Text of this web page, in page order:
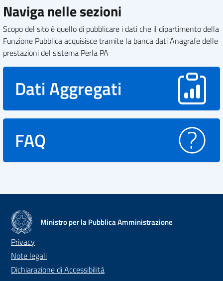
Naviga nelle sezioni
Scopo del sito è quello di pubblicare i dati che il dipartimento della
Funzione Pubblica acquisisce tramite la banca dati Anagrafe delle
prestazioni del sistema Perla PA
Dati Aggregati
FAQ
Ministro per la Pubblica Amministrazione
Privacy
Note legali
Dichiarazione di Accessibilità